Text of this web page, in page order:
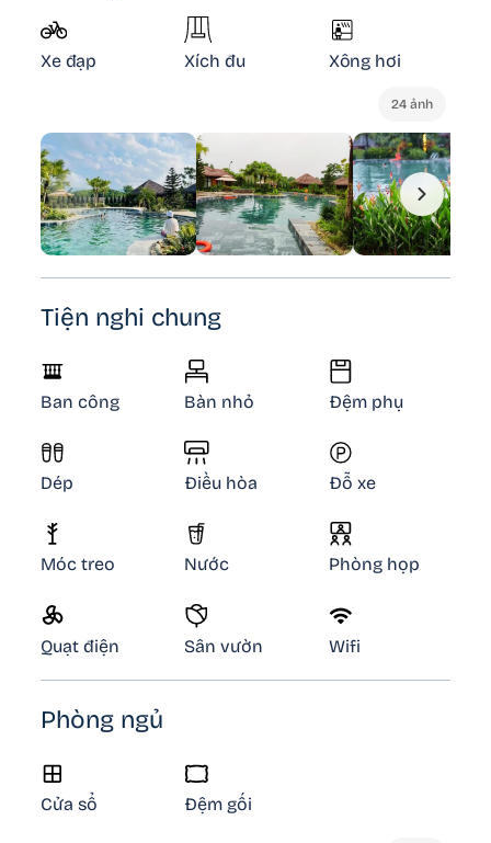
Xe đạp Xích đu Xông hơi
24 ảnh
Tiện nghi chung
Ban công Bàn nhỏ Đệm phụ
Dép Điều hòa Đỗ xe
Móc treo Nước Phòng họp
Quạt điện Sân vườn Wifi
Phòng ngủ
Cửa sổ Đệm gối